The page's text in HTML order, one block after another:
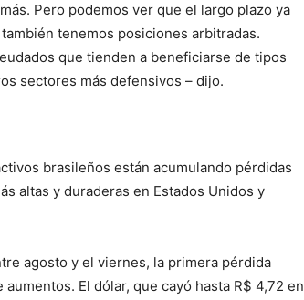
Pero podemos ver que el largo plazo ya
tenemos posiciones arbitradas.
que tienden a beneficiarse de tipos
sectores más defensivos – dijo.
brasileños están acumulando pérdidas
altas y duraderas en Estados Unidos y
agosto y el viernes, la primera pérdida
El dólar, que cayó hasta R$ 4,72 en